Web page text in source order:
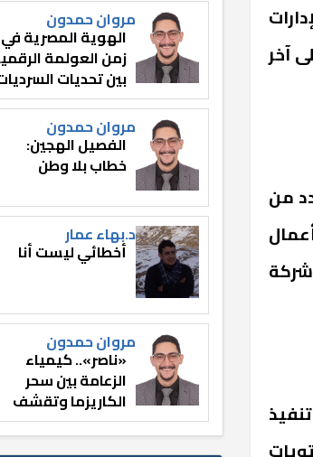
آخر
من
مروان حمدون
الهوية المصرية في
زمن العولمة
بين تحديات
وصناعة الوعي
مروان حمدون
الفصيل الهجين:
خطاب بلا وطن
د.بهاء عمار
أخطائي ليست أنا
مروان حمدون
«ناصر».. كيمياء
الزعامة بين سحر
الكاريزما وتقشف
الثائر